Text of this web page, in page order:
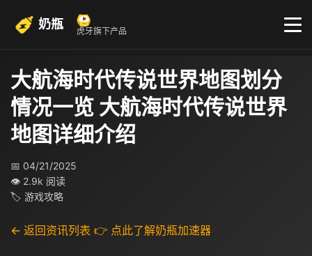
奶瓶 虎牙旗下产品
大航海时代传说世界地图划分
情况一览 大航海时代传说世界
地图详细介绍
📅 04/21/2025
👁 2.9k 阅读
🏷 游戏攻略
← 返回资讯列表 👉 点此了解奶瓶加速器